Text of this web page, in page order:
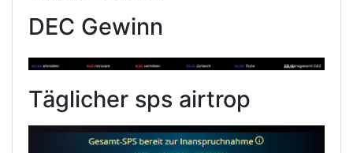
DEC Gewinn
Täglicher sps airtrop